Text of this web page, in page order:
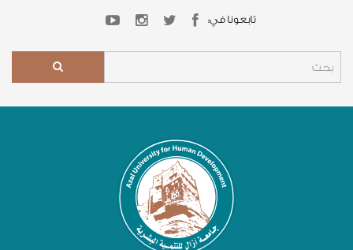
تابعونا في: